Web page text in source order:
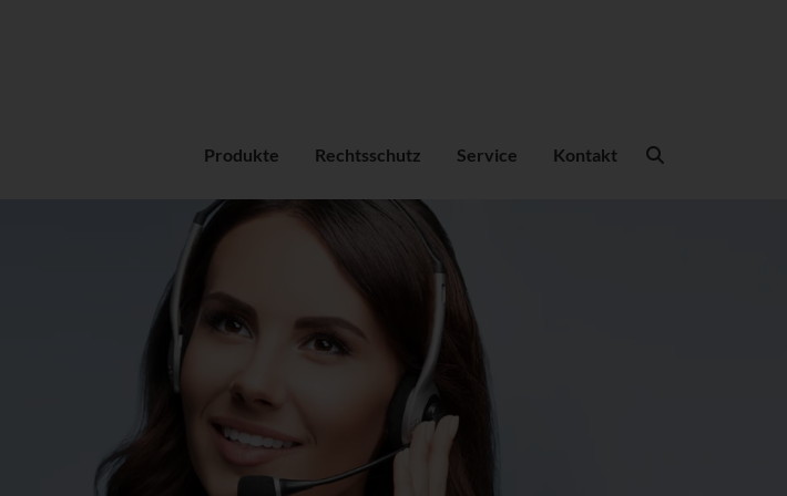
Produkte Rechtsschutz Service Kontakt